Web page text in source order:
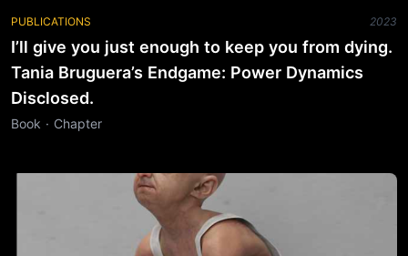
PUBLICATIONS 2023
I’ll give you just enough to keep you from dying.
Tania Bruguera’s Endgame: Power Dynamics
Disclosed.
Book · Chapter